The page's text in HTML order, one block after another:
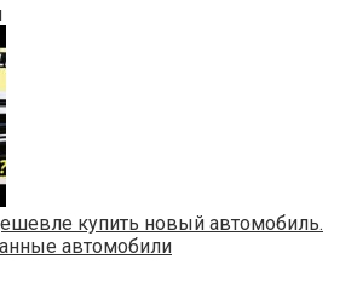
купить новый автомобиль.
автомобили